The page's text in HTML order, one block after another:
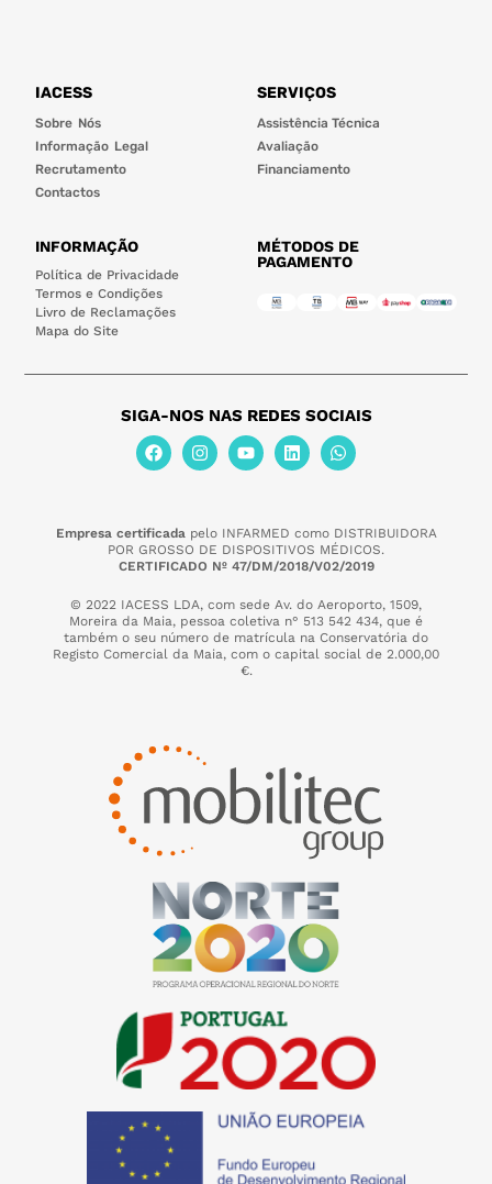
IACESS
Sobre Nós
Informação Legal
Recrutamento
Contactos
SERVIÇOS
Assistência Técnica
Avaliação
Financiamento
INFORMAÇÃO
Política de Privacidade
Termos e Condições
Livro de Reclamações
Mapa do Site
MÉTODOS DE
PAGAMENTO
SIGA-NOS NAS REDES SOCIAIS
Empresa certificadapelo INFARMED como DISTRIBUIDORA
POR GROSSO DE DISPOSITIVOS MÉDICOS.
CERTIFICADO Nº 47/DM/2018/V02/2019
© 2022 IACESS LDA, com sede Av. do Aeroporto, 1509,
Moreira da Maia, pessoa coletiva n° 513 542 434, que é
também o seu número de matrícula na Conservatória do
Registo Comercial da Maia, com o capital social de 2.000,00
€.